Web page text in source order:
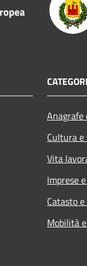
Cultura
Vita
Imprese
Catasto
Mobilità